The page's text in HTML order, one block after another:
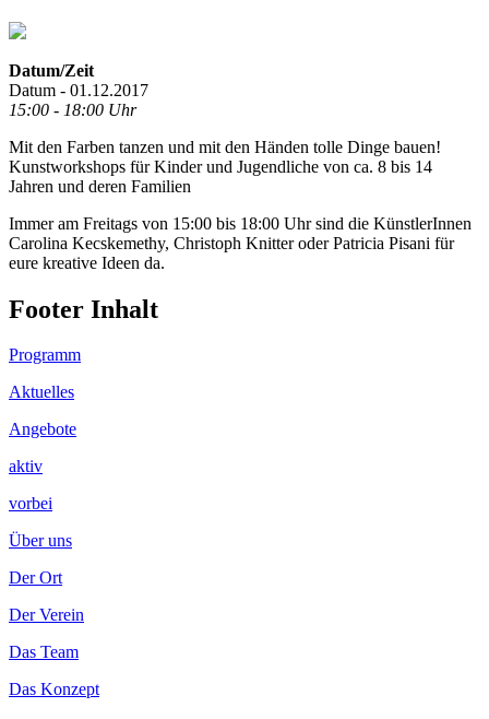
Datum/Zeit
Datum - 01.12.2017
15:00 - 18:00 Uhr
Mit den Farben tanzen und mit den Händen tolle Dinge bauen!
Kunstworkshops für Kinder und Jugendliche von ca. 8 bis 14
Jahren und deren Familien
Immer am Freitags von 15:00 bis 18:00 Uhr sind die KünstlerInnen
Carolina Kecskemethy, Christoph Knitter oder Patricia Pisani für
eure kreative Ideen da.
Footer Inhalt
Programm
Aktuelles
Angebote
aktiv
vorbei
Über uns
Der Ort
Der Verein
Das Team
Das Konzept